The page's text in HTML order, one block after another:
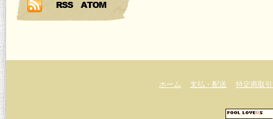
ホーム 支払・配送 特定商取